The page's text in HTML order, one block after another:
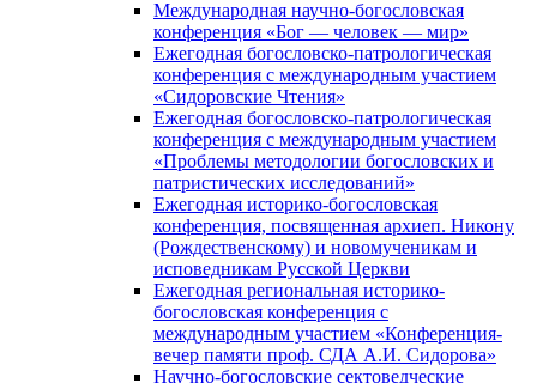
Международная научно-богословская
конференция «Бог — человек — мир»
Ежегодная богословско-патрологическая
конференция с международным участием
«Сидоровские Чтения»
Ежегодная богословско-патрологическая
конференция с международным участием
«Проблемы методологии богословских и
патристических исследований»
Ежегодная историко-богословская
конференция, посвященная архиеп. Никону
(Рождественскому) и новомученикам и
исповедникам Русской Церкви
Ежегодная региональная историко-
богословская конференция с
международным участием «Конференция-
вечер памяти проф. СДА А.И. Сидорова»
Научно-богословские сектоведческие